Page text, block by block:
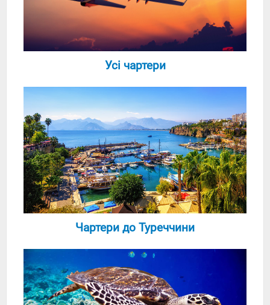
Усі чартери
Чартери до Туреччини